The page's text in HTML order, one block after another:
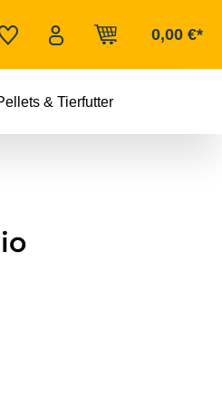
0,00 €*
& Tierfutter